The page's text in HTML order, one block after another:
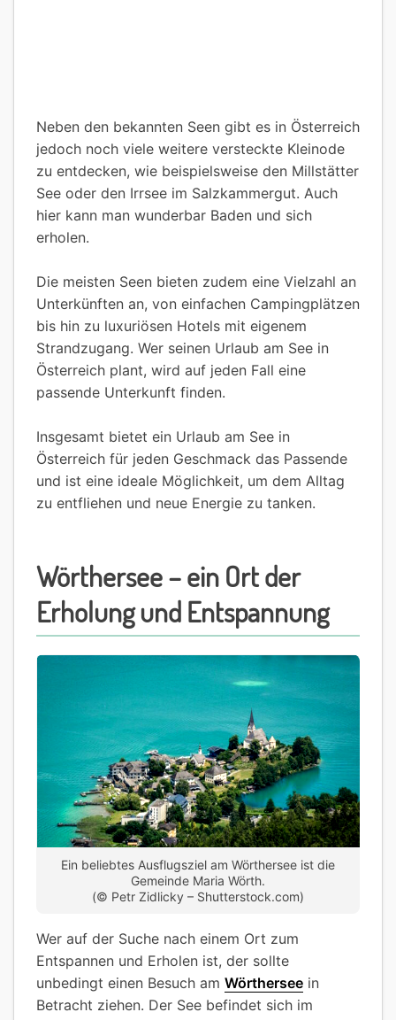
Neben den bekannten Seen gibt es in Österreich
jedoch noch viele weitere versteckte Kleinode
zu entdecken, wie beispielsweise den Millstätter
See oder den Irrsee im Salzkammergut. Auch
hier kann man wunderbar Baden und sich
erholen.
Die meisten Seen bieten zudem eine Vielzahl an
Unterkünften an, von einfachen Campingplätzen
bis hin zu luxuriösen Hotels mit eigenem
Strandzugang. Wer seinen Urlaub am See in
Österreich plant, wird auf jeden Fall eine
passende Unterkunft finden.
Insgesamt bietet ein Urlaub am See in
Österreich für jeden Geschmack das Passende
und ist eine ideale Möglichkeit, um dem Alltag
zu entfliehen und neue Energie zu tanken.
Wörthersee – ein Ort der
Erholung und Entspannung
Ein beliebtes Ausflugsziel am Wörthersee ist die
Gemeinde Maria Wörth.
(© Petr Zidlicky – Shutterstock.com)
Wer auf der Suche nach einem Ort zum
Entspannen und Erholen ist, der sollte
unbedingt einen Besuch am Wörthersee in
Betracht ziehen. Der See befindet sich im